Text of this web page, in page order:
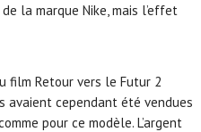
la marque Nike, mais l’effet
film Retour vers le Futur 2
avaient cependant été vendues
pour ce modèle. L’argent